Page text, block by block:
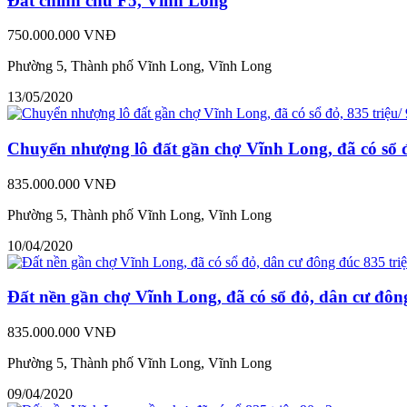
750.000.000 VNĐ
Phường 5, Thành phố Vĩnh Long, Vĩnh Long
13/05/2020
Chuyển nhượng lô đất gần chợ Vĩnh Long, đã có sổ
835.000.000 VNĐ
Phường 5, Thành phố Vĩnh Long, Vĩnh Long
10/04/2020
Đất nền gần chợ Vĩnh Long, đã có sổ đỏ, dân cư
835.000.000 VNĐ
Phường 5, Thành phố Vĩnh Long, Vĩnh Long
09/04/2020